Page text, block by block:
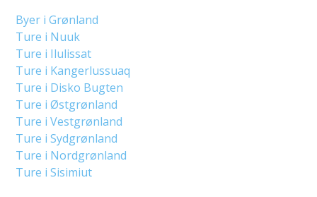
Byer i Grønland
Ture i Nuuk
Ture i Ilulissat
Ture i Kangerlussuaq
Ture i Disko Bugten
Ture i Østgrønland
Ture i Vestgrønland
Ture i Sydgrønland
Ture i Nordgrønland
Ture i Sisimiut